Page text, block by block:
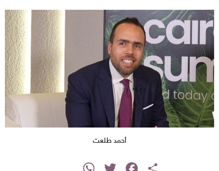
أحمد طلعت
Share
Facebook
Twitter
WhatsApp